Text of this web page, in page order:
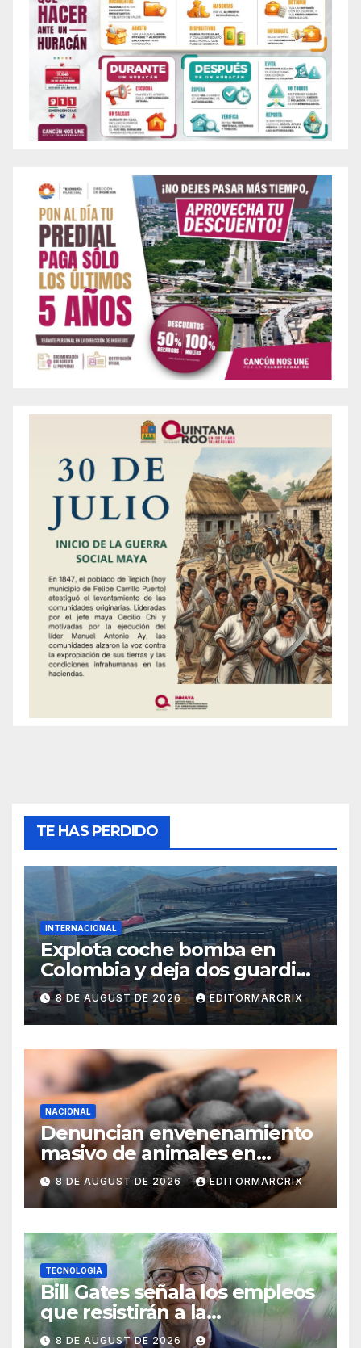
TE HAS PERDIDO
INTERNACIONAL
Explota coche bomba en
Colombia y deja dos guardias
heridos
8 DE AUGUST DE 2026 EDITORMARCRIX
NACIONAL
Denuncian envenenamiento
masivo de animales en
Querétaro
8 DE AUGUST DE 2026 EDITORMARCRIX
TECNOLOGÍA
Bill Gates señala los empleos
que resistirán a la
inteligencia artificial
8 DE AUGUST DE 2026